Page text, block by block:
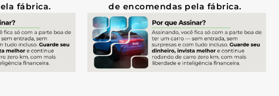
fábrica.
de encomendas pela fábrica.